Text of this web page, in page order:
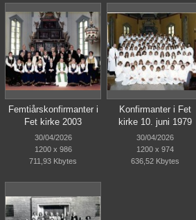
Femtiårskonfirmanter i
Fet kirke 2003
30/04/2026
1200 x 986
711,93 Kbytes
Konfirmanter i Fet
kirke 10. juni 1979
30/04/2026
1200 x 974
636,52 Kbytes